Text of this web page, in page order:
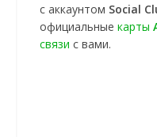
с аккаунтом Social
официальные карты
связи с вами.